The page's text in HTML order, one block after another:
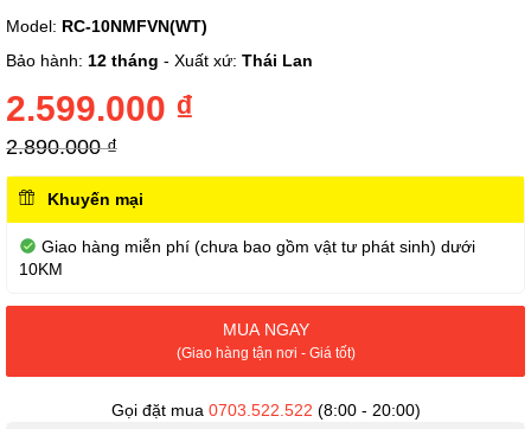
đến
phần
của
thư
viện
ảnh
Model: RC-10NMFVN(WT)
Bảo hành: 12 tháng - Xuất xứ: Thái Lan
2.599.000 ₫
2.890.000 ₫
Khuyến mại
Giao hàng miễn phí (chưa bao gồm vật tư phát sinh) dưới
10KM
MUA NGAY
(Giao hàng tận nơi - Giá tốt)
Gọi đặt mua 0703.522.522 (8:00 - 20:00)